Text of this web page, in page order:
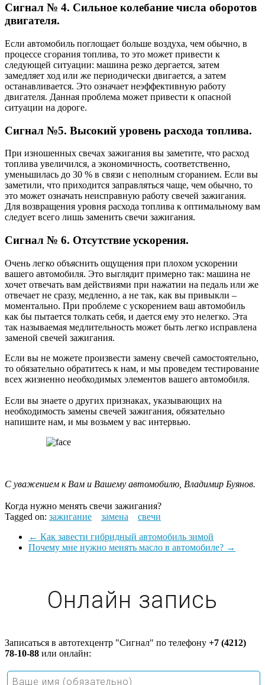
Сигнал № 4. Сильное колебание числа оборотов
двигателя.
Если автомобиль поглощает больше воздуха, чем обычно, в
процессе сгорания топлива, то это может привести к
следующей ситуации: машина резко дергается, затем
замедляет ход или же периодически двигается, а затем
останавливается. Это означает неэффективную работу
двигателя. Данная проблема может привести к опасной
ситуации на дороге.
Сигнал №5. Высокий уровень расхода топлива.
При изношенных свечах зажигания вы заметите, что расход
топлива увеличился, а экономичность, соответственно,
уменьшилась до 30 % в связи с неполным сгоранием. Если вы
заметили, что приходится заправляться чаще, чем обычно, то
это может означать неисправную работу свечей зажигания.
Для возвращения уровня расхода топлива к оптимальному вам
следует всего лишь заменить свечи зажигания.
Сигнал № 6. Отсутствие ускорения.
Очень легко объяснить ощущения при плохом ускорении
вашего автомобиля. Это выглядит примерно так: машина не
хочет отвечать вам действиями при нажатии на педаль или же
отвечает не сразу, медленно, а не так, как вы привыкли –
моментально. При проблеме с ускорением ваш автомобиль
как бы пытается толкать себя, и дается ему это нелегко. Эта
так называемая медлительность может быть легко исправлена
заменой свечей зажигания.
Если вы не можете произвести замену свечей самостоятельно,
то обязательно обратитесь к нам, и мы проведем тестирование
всех жизненно необходимых элементов вашего автомобиля.
Если вы знаете о других признаках, указывающих на
необходимость замены свечей зажигания, обязательно
напишите нам, и мы возьмем у вас интервью.
С уважением к Вам и Вашему автомобилю, Владимир Буянов.
Когда нужно менять свечи зажигания?
Tagged on: зажигание замена
свечи
← Как завести гибридный автомобиль зимой
Почему мне нужно менять масло в автомобиле? →
Онлайн запись
Записаться в автотехцентр "Сигнал" по телефону +7 (4212)
78-10-88 или онлайн: